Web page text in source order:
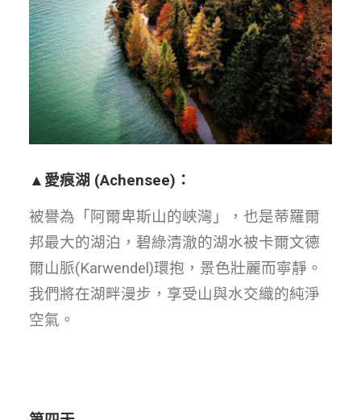
▲ 愛痕湖 (Achensee) ：
被譽為「阿爾卑斯山的峽灣」，也是蒂羅爾
邦最大的湖泊，碧綠清澈的湖水被卡爾文德
爾山脈(Karwendel)環抱，景色壯麗而寧靜。
我們將在湖畔漫步，享受山與水交織的純淨
空氣。